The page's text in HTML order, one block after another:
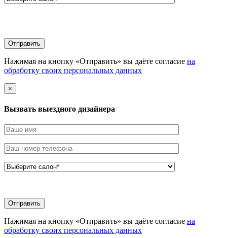
Нажимая на кнопку «Отправить» вы даёте согласие на
обработку своих персональных данных
×
Вызвать выездного дизайнера
Нажимая на кнопку «Отправить» вы даёте согласие на
обработку своих персональных данных